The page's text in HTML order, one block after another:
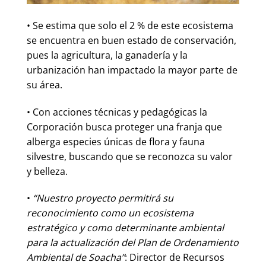
• Se estima que solo el 2 % de este ecosistema
se encuentra en buen estado de conservación,
pues la agricultura, la ganadería y la
urbanización han impactado la mayor parte de
su área.
• Con acciones técnicas y pedagógicas la
Corporación busca proteger una franja que
alberga especies únicas de flora y fauna
silvestre, buscando que se reconozca su valor
y belleza.
• “Nuestro proyecto permitirá su
reconocimiento como un ecosistema
estratégico y como determinante ambiental
para la actualización del Plan de Ordenamiento
Ambiental de Soacha”: Director de Recursos